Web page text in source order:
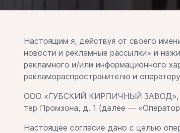
Настоящим я, действуя от своего
новости и рекламные рассылки» и
рекламного и/или информационного
рекламораспространителю и
ООО «ГУБСКИЙ КИРПИЧНЫЙ ЗАВОД»,
тер Промзона, д. 1 (далее —
Настоящее согласие дано с целью